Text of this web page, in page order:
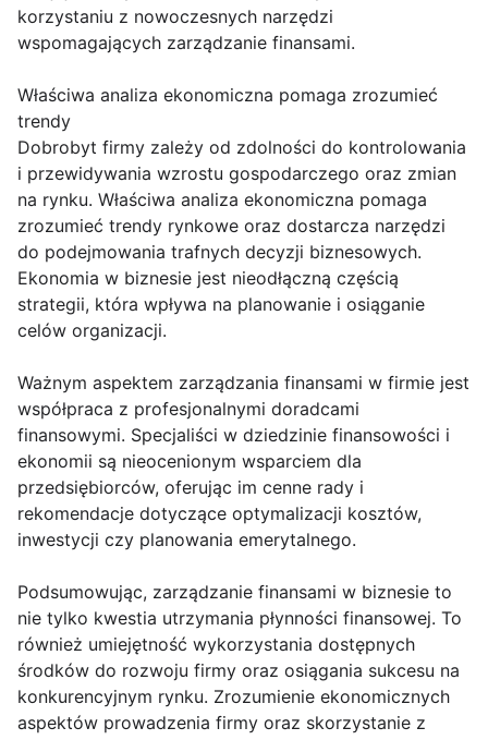
korzystaniu z nowoczesnych narzędzi
wspomagających zarządzanie finansami.
Właściwa analiza ekonomiczna pomaga zrozumieć
trendy
Dobrobyt firmy zależy od zdolności do kontrolowania
i przewidywania wzrostu gospodarczego oraz zmian
na rynku. Właściwa analiza ekonomiczna pomaga
zrozumieć trendy rynkowe oraz dostarcza narzędzi
do podejmowania trafnych decyzji biznesowych.
Ekonomia w biznesie jest nieodłączną częścią
strategii, która wpływa na planowanie i osiąganie
celów organizacji.
Ważnym aspektem zarządzania finansami w firmie jest
współpraca z profesjonalnymi doradcami
finansowymi. Specjaliści w dziedzinie finansowości i
ekonomii są nieocenionym wsparciem dla
przedsiębiorców, oferując im cenne rady i
rekomendacje dotyczące optymalizacji kosztów,
inwestycji czy planowania emerytalnego.
Podsumowując, zarządzanie finansami w biznesie to
nie tylko kwestia utrzymania płynności finansowej. To
również umiejętność wykorzystania dostępnych
środków do rozwoju firmy oraz osiągania sukcesu na
konkurencyjnym rynku. Zrozumienie ekonomicznych
aspektów prowadzenia firmy oraz skorzystanie z